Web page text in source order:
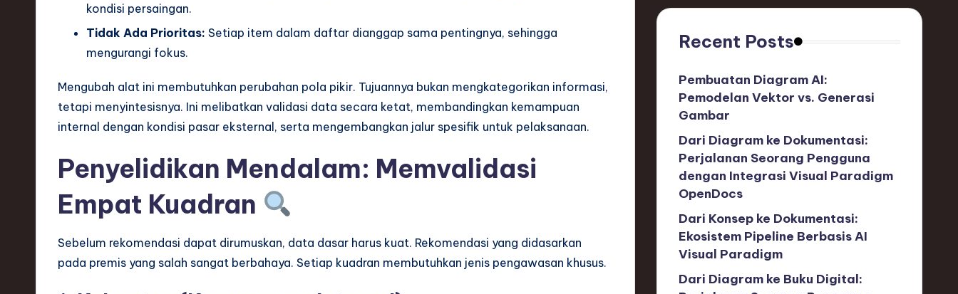
kondisi persaingan.
Tidak Ada Prioritas: Setiap item dalam daftar dianggap sama pentingnya, sehingga
mengurangi fokus.
Mengubah alat ini membutuhkan perubahan pola pikir. Tujuannya bukan mengkategorikan informasi,
tetapi menyintesisnya. Ini melibatkan validasi data secara ketat, membandingkan kemampuan
internal dengan kondisi pasar eksternal, serta mengembangkan jalur spesifik untuk pelaksanaan.
Penyelidikan Mendalam: Memvalidasi
Empat Kuadran
Sebelum rekomendasi dapat dirumuskan, data dasar harus kuat. Rekomendasi yang didasarkan
pada premis yang salah sangat berbahaya. Setiap kuadran membutuhkan jenis pengawasan khusus.
Recent Posts
Pembuatan Diagram AI:
Pemodelan Vektor vs. Generasi
Gambar
Dari Diagram ke Dokumentasi:
Perjalanan Seorang Pengguna
dengan Integrasi Visual Paradigm
OpenDocs
Dari Konsep ke Dokumentasi:
Ekosistem Pipeline Berbasis AI
Visual Paradigm
Dari Diagram ke Buku Digital: